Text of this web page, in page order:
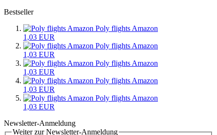
Bestseller
Poly flights Amazon
1,03 EUR
Poly flights Amazon
1,03 EUR
Poly flights Amazon
1,03 EUR
Poly flights Amazon
1,03 EUR
Poly flights Amazon
1,03 EUR
Newsletter-Anmeldung
Weiter zur Newsletter-Anmeldung